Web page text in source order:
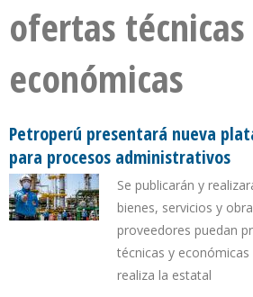
ofertas
económicas
Petroperú presentará nueva
para procesos administrativos
Se publicarán y
bienes, servicios y
proveedores puedan
técnicas y
realiza la estatal